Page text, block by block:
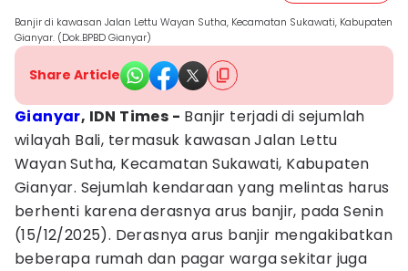
Banjir di kawasan Jalan Lettu Wayan Sutha, Kecamatan Sukawati, Kabupaten
Gianyar. (Dok.BPBD Gianyar)
Share Article
Gianyar, IDN Times - Banjir terjadi di sejumlah
wilayah Bali, termasuk kawasan Jalan Lettu
Wayan Sutha, Kecamatan Sukawati, Kabupaten
Gianyar. Sejumlah kendaraan yang melintas harus
berhenti karena derasnya arus banjir, pada Senin
(15/12/2025). Derasnya arus banjir mengakibatkan
beberapa rumah dan pagar warga sekitar juga